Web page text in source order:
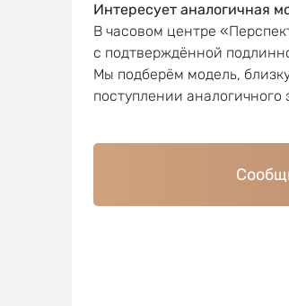
Интересует аналогичная
В часовом центре
с подтверждённой
Мы подберём модель,
поступлении аналогичного